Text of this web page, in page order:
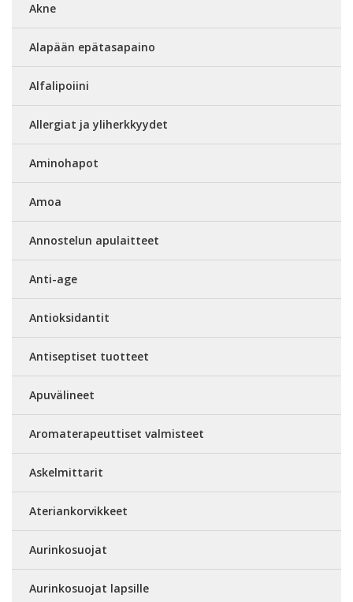
Akne
Alapään epätasapaino
Alfalipoiini
Allergiat ja yliherkkyydet
Aminohapot
Amoa
Annostelun apulaitteet
Anti-age
Antioksidantit
Antiseptiset tuotteet
Apuvälineet
Aromaterapeuttiset valmisteet
Askelmittarit
Ateriankorvikkeet
Aurinkosuojat
Aurinkosuojat lapsille